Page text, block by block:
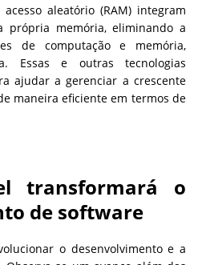
aleatório (RAM) integram
própria memória, eliminando a
de computação e memória,
Essas e outras tecnologias
ajudar a gerenciar a crescente
maneira eficiente em termos de
transformará o
de software
o desenvolvimento e a